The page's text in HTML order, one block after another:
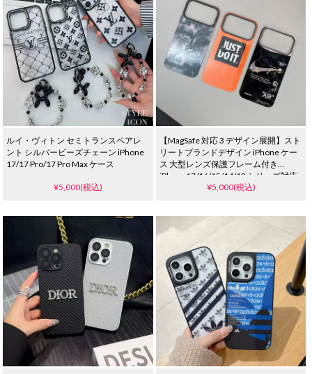
ルイ・ヴィトン セミトランスペアレ
ント シルバービーズチェーン iPhone
17/17 Pro/17 Pro Max ケース
¥5,000(税込)
【MagSafe 対応 3 デザイン展開】スト
リートブランドデザイン iPhone ケー
ス 大型レンズ保護フレーム付き
iPhone17/16/15/14/13 シリーズ対応
Pro/Pro Max 含む 耐衝撃 スケータース
¥5,000(税込)